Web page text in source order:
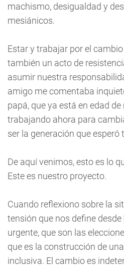
machismo, desigualdad y
mesiánicos.
Estar y trabajar por el
también un acto de
asumir nuestra
amigo me comentaba
papá, que ya está en edad
trabajando ahora para
ser la generación que esperó
De aquí venimos, esto es lo
Este es nuestro proyecto.
Cuando reflexiono sobre la
tensión que nos define
urgente, que son las
que es la construcción de
inclusiva. El cambio es